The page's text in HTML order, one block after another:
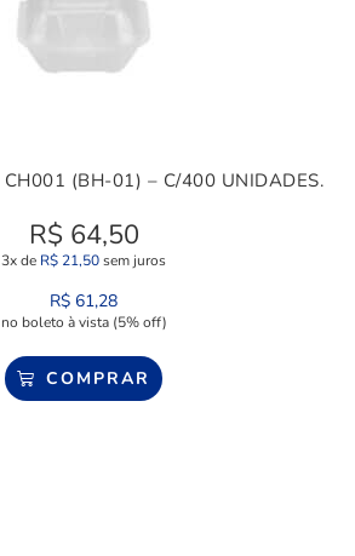
(BH-01) – C/400 UNIDADES.
R$ 64,50
3x de R$ 21,50sem juros
R$ 61,28
no boleto à vista (5% off)
COMPRAR